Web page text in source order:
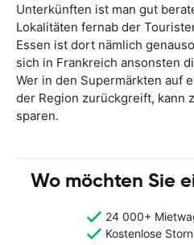
Unterkünften ist man gut
Lokalitäten fernab der
Essen ist dort nämlich
sich in Frankreich ansonsten
Wer in den Supermärkten auf
der Region zurückgreift, kann
sparen.
Wo möchten Sie
24 000+
Kostenlose